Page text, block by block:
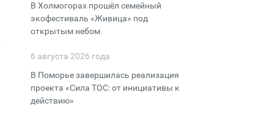
В Холмогорах прошёл семейный
экофестиваль «Живица» под
открытым небом
6 августа 2026 года
В Поморье завершилась реализация
проекта «Сила ТОС: от инициативы к
действию»